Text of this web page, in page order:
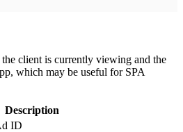
client is currently viewing and the
which may be useful for SPA
Description
ID